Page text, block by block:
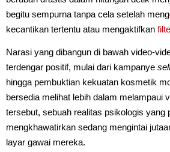
begitu sempurna tanpa cela setelah
kecantikan tertentu atau mengaktifkan
Narasi yang dibangun di bawah video-
terdengar positif, mulai dari kampanye
hingga pembuktian kekuatan kosmetik
bersedia melihat lebih dalam melampaui
tersebut, sebuah realitas psikologis yang
mengkhawatirkan sedang mengintai
layar gawai mereka.